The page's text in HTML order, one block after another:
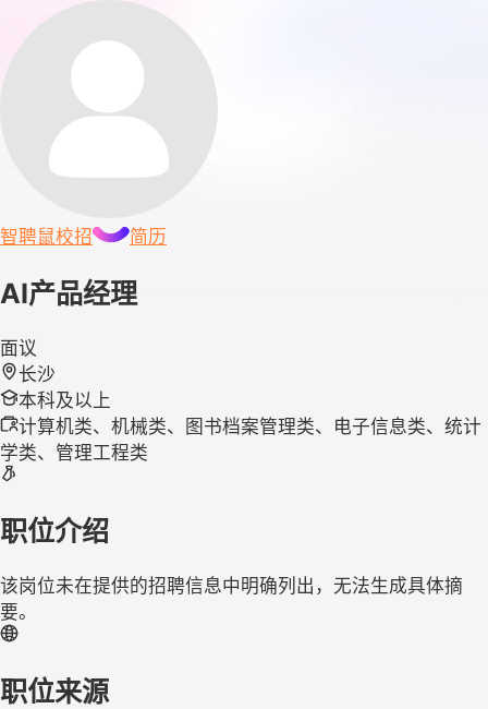
智聘鼠校招 简历
AI产品经理
面议
长沙
本科及以上
计算机类、机械类、图书档案管理类、电子信息类、统计
学类、管理工程类
职位介绍
该岗位未在提供的招聘信息中明确列出，无法生成具体摘
要。
职位来源